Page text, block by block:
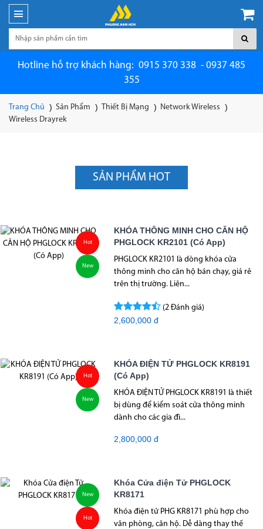
Hotline hỗ trợ khách hàng: 0915 370 338 - 0937 485
355
Trang Chủ Sản Phẩm Thiết Bị Mạng
Network Wireless
Wireless Drayrek
SẢN PHẨM HOT
Hot
New
KHÓA THÔNG MINH CHO CĂN HỘ
PHGLOCK KR2101 (Có App)
PHGLOCK KR2101 là dòng khóa cửa
thông minh cho căn hộ bán chạy, giá rẻ
trên thị trường. Liên...
(2 Đánh giá)
2,600,000 đ
Hot
New
KHÓA ĐIỆN TỬ PHGLOCK KR8191
(Có App)
KHÓA ĐIỆN TỬ PHGLOCK KR8191 là thiết
bị dùng để kiểm soát cửa thông minh
dành cho các gia đì...
2,800,000 đ
New
Hot
Khóa Cửa điện Tử PHGLOCK
KR8171
Khóa điện tử PHG KR8171 phù hợp cho
văn phòng, căn hộ. Dễ dàng thay thế